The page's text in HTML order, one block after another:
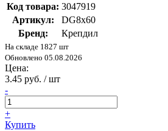
Код товара: 3047919
Артикул:
DG8х60
Бренд:
Крепдил
На складе 1827 шт
Обновлено 05.08.2026
Цена:
3.45 руб. / шт
-
+
Купить